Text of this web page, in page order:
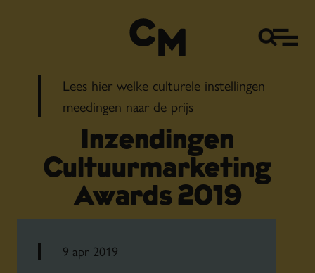
Lees hier welke culturele instellingen
meedingen naar de prijs
Inzendingen
Cultuurmarketing
Awards 2019
9 apr 2019